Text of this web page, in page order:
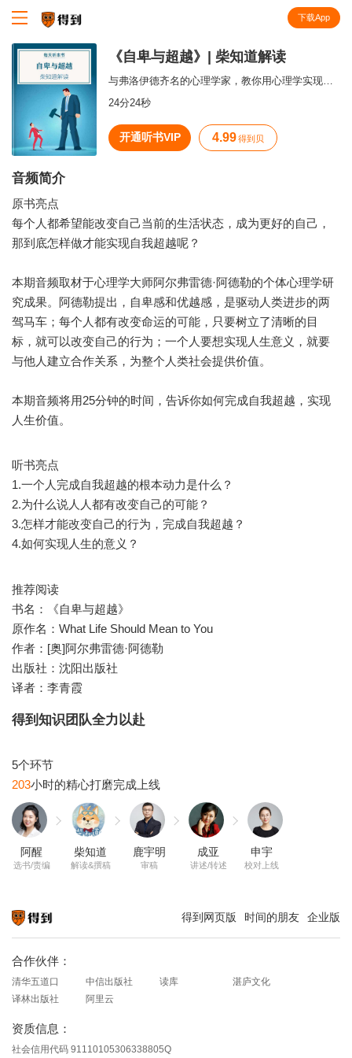
下载App
《自卑与超越》| 柴知道解读
与弗洛伊德齐名的心理学家，教你用心理学实现自我超越。
24分24秒
开通听书VIP 4.99 得到贝
音频简介
原书亮点
每个人都希望能改变自己当前的生活状态，成为更好的自己，
那到底怎样做才能实现自我超越呢？
本期音频取材于心理学大师阿尔弗雷德·阿德勒的个体心理学研
究成果。阿德勒提出，自卑感和优越感，是驱动人类进步的两
驾马车；每个人都有改变命运的可能，只要树立了清晰的目
标，就可以改变自己的行为；一个人要想实现人生意义，就要
与他人建立合作关系，为整个人类社会提供价值。
本期音频将用25分钟的时间，告诉你如何完成自我超越，实现
人生价值。
听书亮点
1.一个人完成自我超越的根本动力是什么？
2.为什么说人人都有改变自己的可能？
3.怎样才能改变自己的行为，完成自我超越？
4.如何实现人生的意义？
推荐阅读
书名：《自卑与超越》
原作名：What Life Should Mean to You
作者：[奥]阿尔弗雷德·阿德勒
出版社：沈阳出版社
译者：李青霞
得到知识团队全力以赴
203
阿醒
选书/责编
柴知道
解读&撰稿
鹿宇明
审稿
成亚
讲述/转述
申宇
校对上线
得到网页版 时间的朋友 企业版
合作伙伴：
清华五道口 中信出版社 读库
湛庐文化
译林出版社
阿里云
资质信息：
社会信用代码 91110105306338805Q